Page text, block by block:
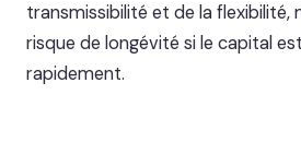
transmissibilité et de la flexibilité,
risque de longévité si le capital
rapidement.